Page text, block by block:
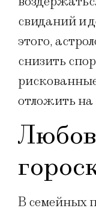
свиданий и
этого,
снизить
отложить на
В семейных